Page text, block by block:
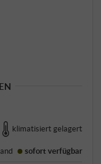
klimatisiert gelagert
sofort verfügbar